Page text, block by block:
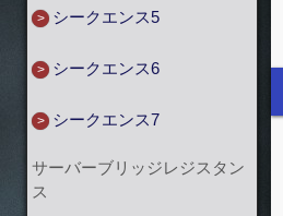
シークエンス5
シークエンス6
シークエンス7
サーバーブリッジレジスタン
ス